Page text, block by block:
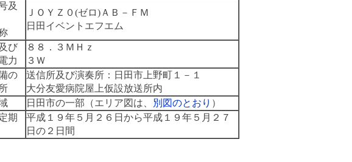
及
ＪＯＹＺ０(ゼロ)ＡＢ－ＦＭ
日田イベントエフエム
び
力
８８．３ＭＨｚ
３Ｗ
の
送信所及び演奏所：日田市上野町１－１
大分友愛病院屋上仮設放送所内
日田市の一部（エリア図は、 別図のとおり ）
期
平成１９年５月２６日から平成１９年５月２７
日の２日間